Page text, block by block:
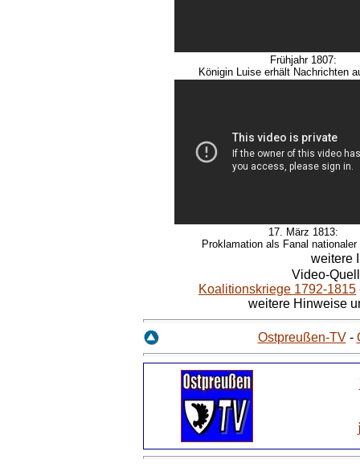
Frühjahr 1807:
Königin Luise erhält Nachrichten
17. März 1813:
Proklamation als Fanal nationaler
weitere
Video-
Koalitionskriege 1792-1815
weitere Hinweise
Ostpreußen-TV-